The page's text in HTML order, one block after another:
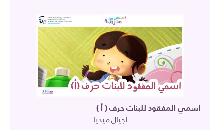
اسمي المفقود للبنات حرف ( أ )
أجيال ميديا